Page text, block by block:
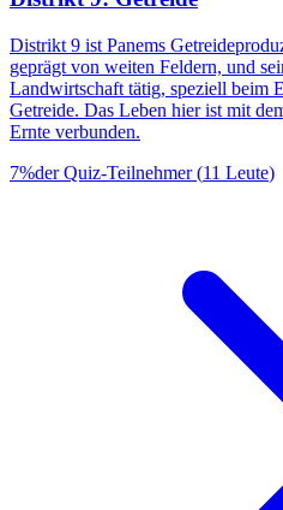
Distrikt 9 ist Panems
geprägt von weiten Feldern, und
Landwirtschaft tätig, speziell beim
Getreide. Das Leben hier ist mit
Ernte verbunden.
7%der Quiz-Teilnehmer(11 Leute)